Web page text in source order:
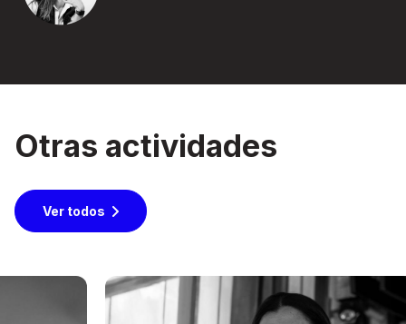
Otras actividades
Ver todos